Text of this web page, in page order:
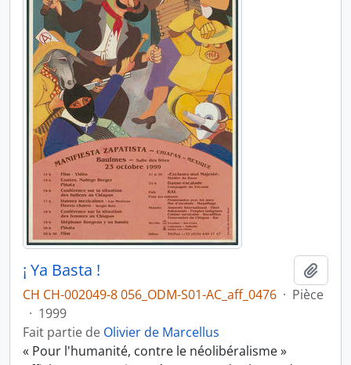
¡ Ya Basta !
CH CH-002049-8 056_ODM-S01-AC_aff_0476 · Pièce
· 1999
Fait partie de Olivier de Marcellus
« Pour l'humanité, contre le néolibéralisme »